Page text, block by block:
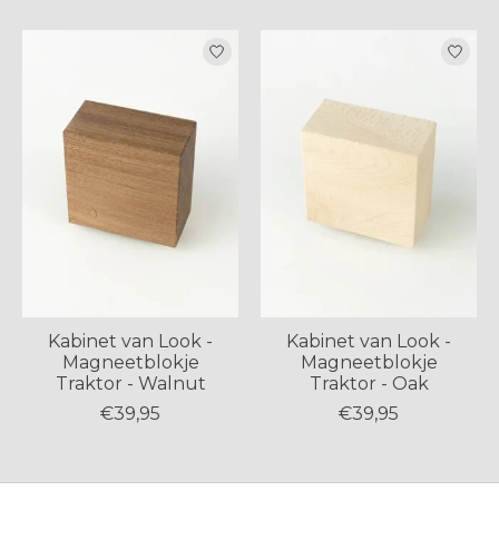
Items van productcarrousel
Kabinet van Look -
Magneetblokje
Traktor - Walnut
€39,95
Kabinet van Look -
Magneetblokje
Traktor - Oak
€39,95